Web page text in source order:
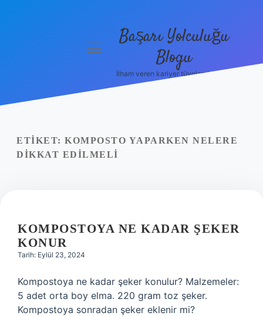
Yasal Uyarı
menüyüBaşarı Yolculuğu
Blogu
İlham veren kariyer tüyoları burada!
ETIKET: KOMPOSTO YAPARKEN NELERE
DIKKAT EDILMELI
KOMPOSTOYA NE KADAR ŞEKER
KONUR
Tarih: Eylül 23, 2024
Kompostoya ne kadar şeker konulur? Malzemeler:
5 adet orta boy elma. 220 gram toz şeker.
Kompostoya sonradan şeker eklenir mi?